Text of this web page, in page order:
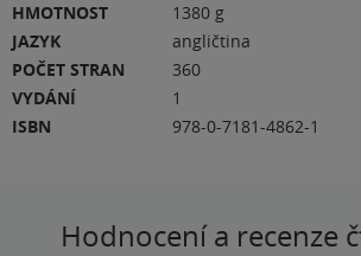
HMOTNOST
1380 g
JAZYK
angličtina
POČET STRAN
360
VYDÁNÍ
1
ISBN
978-0-7181-4862-1
Hodnocení a recenze